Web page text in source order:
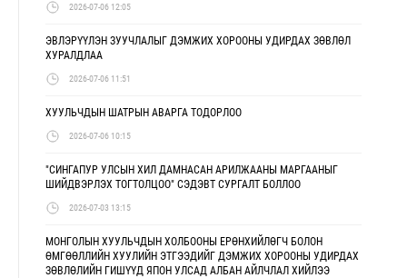
2026-07-06 12:05
ЭВЛЭРҮҮЛЭН ЗУУЧЛАЛЫГ ДЭМЖИХ ХОРООНЫ УДИРДАХ ЗӨВЛӨЛ
ХУРАЛДЛАА
2026-07-06 11:51
ХУУЛЬЧДЫН ШАТРЫН АВАРГА ТОДОРЛОО
2026-07-06 10:15
"СИНГАПУР УЛСЫН ХИЛ ДАМНАСАН АРИЛЖААНЫ МАРГААНЫГ
ШИЙДВЭРЛЭХ ТОГТОЛЦОО" СЭДЭВТ СУРГАЛТ БОЛЛОО
2026-07-03 13:15
МОНГОЛЫН ХУУЛЬЧДЫН ХОЛБООНЫ ЕРӨНХИЙЛӨГЧ БОЛОН
ӨМГӨӨЛЛИЙН ХУУЛИЙН ЭТГЭЭДИЙГ ДЭМЖИХ ХОРООНЫ УДИРДАХ
ЗӨВЛӨЛИЙН ГИШҮҮД ЯПОН УЛСАД АЛБАН АЙЛЧЛАЛ ХИЙЛЭЭ